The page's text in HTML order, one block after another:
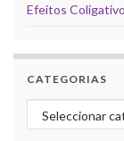
Efeitos
CATEGORIAS
Categorias